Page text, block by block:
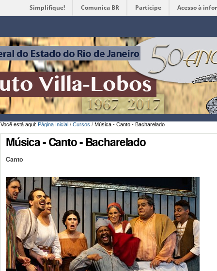
Simplifique! Comunica BR Participe Acesso à
Você está aqui: Página Inicial / Cursos / Música - Canto - Bacharelado
Música - Canto - Bacharelado
Canto